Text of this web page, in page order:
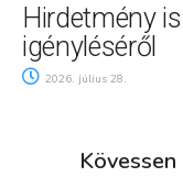
Hirdetmény
igényléséről
2026. július 28.